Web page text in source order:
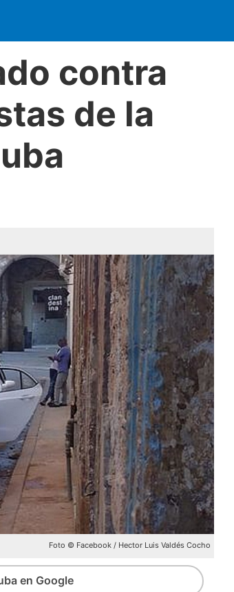
contra
de la
Foto © Facebook / Hector Luis Valdés Cocho
en Google